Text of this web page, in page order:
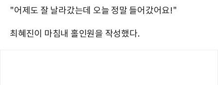
"어제도 잘 날라갔는데 오늘 정말 들어갔어요!"
최혜진이 마침내 홀인원을 작성했다.